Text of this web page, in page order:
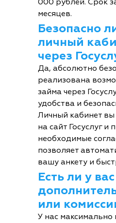
000 рублей. Срок
месяцев.
Безопасно
личный
через
Да, абсолютно
реализована
займа через
удобства и
Личный кабинет
на сайт Госуслуг и
необходимые
позволяет
вашу анкету и
Есть ли у вас
или
У нас максимально